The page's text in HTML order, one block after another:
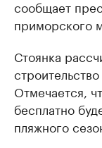
сообщает
приморского
Стоянка
Отмечается,
бесплатно
пляжного